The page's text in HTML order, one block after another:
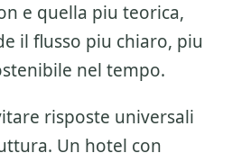
e quella piu teorica,
il flusso piu chiaro, piu
nel tempo.
risposte universali
Un hotel con